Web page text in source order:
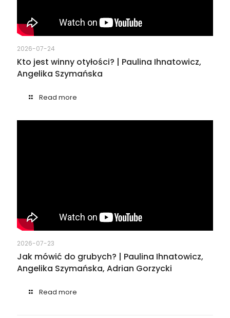
2026-07-24
Kto jest winny otyłości? | Paulina Ihnatowicz,
Angelika Szymańska
Read more
2026-07-23
Jak mówić do grubych? | Paulina Ihnatowicz,
Angelika Szymańska, Adrian Gorzycki
Read more